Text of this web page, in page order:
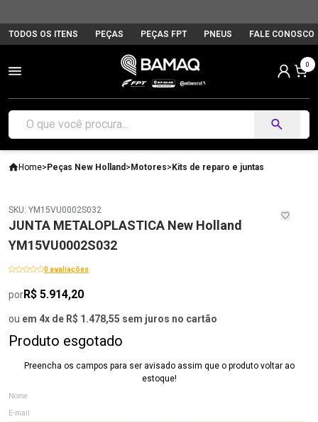
TODOS OS ITENS PEÇAS PEÇAS FPT PNEUS FALE CONOSCO
0
Home>Peças New Holland >Motores>Kits de reparo e juntas
SKU: YM15VU0002S032
JUNTA METALOPLASTICA New Holland
YM15VU0002S032
0 avaliações
porR$ 5.914,20
ou em 4x de R$ 1.478,55 sem juros no cartão
Produto esgotado
Preencha os campos para ser avisado assim que o produto voltar ao
estoque!